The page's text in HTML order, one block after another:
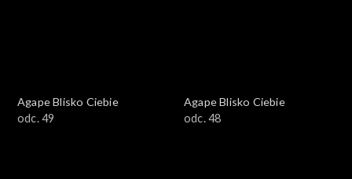
Agape Blisko Ciebie
odc. 49
Agape Blisko Ciebie
odc. 48